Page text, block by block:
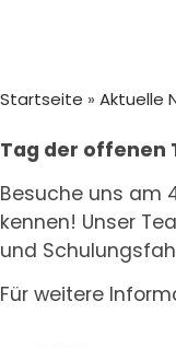
Startseite » Aktuelle
Tag der offenen
Besuche uns am
kennen! Unser
und
Für weitere